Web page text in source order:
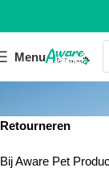
Menu
Retourneren
Bij Aware Pet